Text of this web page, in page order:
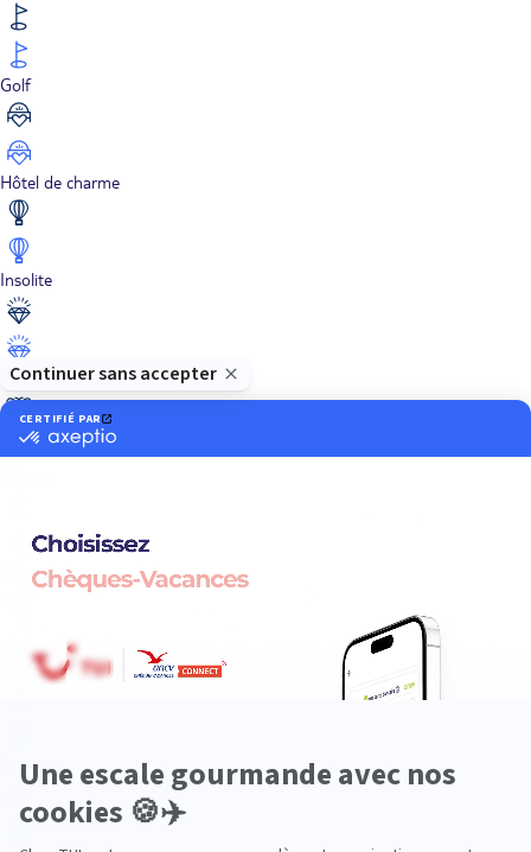
Golf
Hôtel de charme
Insolite
Luxe
Neige
Plongée
Premium